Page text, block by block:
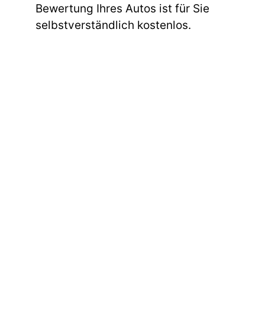
Bewertung Ihres Autos ist für Sie
selbstverständlich kostenlos.